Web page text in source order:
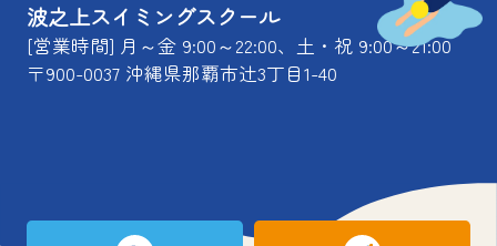
波之上スイミングスクール
[営業時間] 月～金 9:00～22:00、土・祝 9:00～21:00
〒900-0037 沖縄県那覇市辻3丁目1-40